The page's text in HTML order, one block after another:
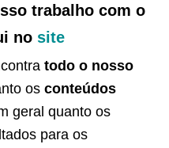
trabalho com o
no site
todo o nosso
os conteúdos
geral quanto os
para os